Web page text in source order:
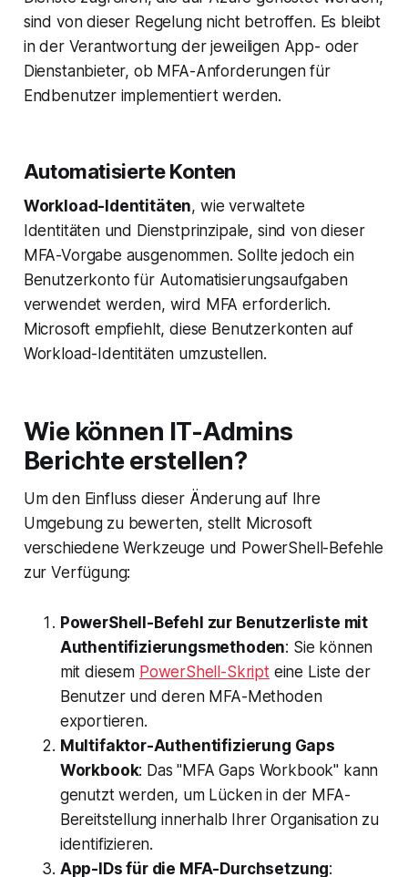
sind von dieser Regelung nicht betroffen. Es bleibt
in der Verantwortung der jeweiligen App- oder
Dienstanbieter, ob MFA-Anforderungen für
Endbenutzer implementiert werden.
Automatisierte Konten
Workload-Identitäten, wie verwaltete
Identitäten und Dienstprinzipale, sind von dieser
MFA-Vorgabe ausgenommen. Sollte jedoch ein
Benutzerkonto für Automatisierungsaufgaben
verwendet werden, wird MFA erforderlich.
Microsoft empfiehlt, diese Benutzerkonten auf
Workload-Identitäten umzustellen.
Wie können IT-Admins
Berichte erstellen?
Um den Einfluss dieser Änderung auf Ihre
Umgebung zu bewerten, stellt Microsoft
verschiedene Werkzeuge und PowerShell-Befehle
zur Verfügung:
PowerShell-Befehl zur Benutzerliste mit
Authentifizierungsmethoden: Sie können
mit diesem PowerShell-Skripteine Liste der
Benutzer und deren MFA-Methoden
exportieren.
Multifaktor-Authentifizierung Gaps
Workbook: Das "MFA Gaps Workbook" kann
genutzt werden, um Lücken in der MFA-
Bereitstellung innerhalb Ihrer Organisation zu
identifizieren.
App-IDs für die MFA-Durchsetzung: